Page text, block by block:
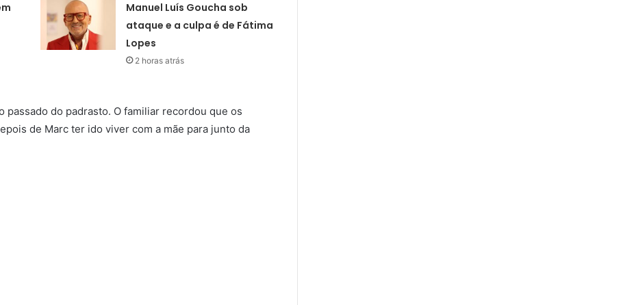
Manuel Luís Goucha sob
ataque e a culpa é de Fátima
Lopes
2 horas atrás
passado do padrasto. O familiar recordou que os
de Marc ter ido viver com a mãe para junto da